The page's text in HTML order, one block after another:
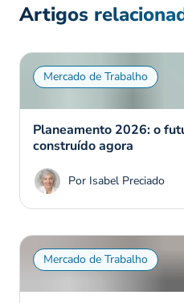
Artigos
Mercado de Trabalho
Planeamento 2026: o
construído agora
Por Isabel Preciado
Mercado de Trabalho